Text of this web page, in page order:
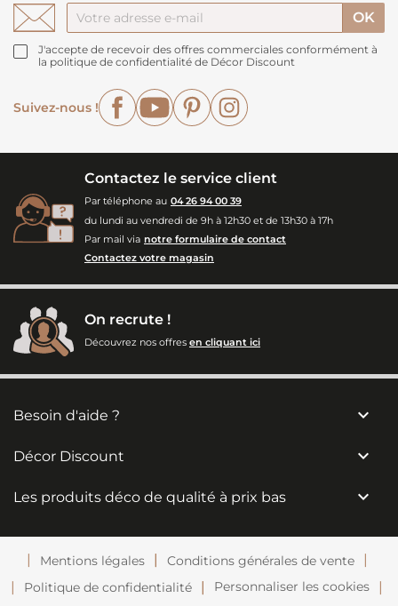
J'accepte de recevoir des offres commerciales conformément à
la politique de confidentialité de Décor Discount
Suivez-nous !
FacebookYouTubePinterest
Contactez le service client
Par téléphone au 04 26 94 00 39
du lundi au vendredi de 9h à 12h30 et de 13h30 à 17h
Par mail via notre formulaire de contact
Contactez votre magasin
On recrute !
Découvrez nos offres en cliquant ici
Besoin d'aide ? 
Décor Discount 
Les produits déco de qualité à prix bas 
Mentions légales
Conditions générales de vente
Politique de confidentialité
Personnaliser les cookies